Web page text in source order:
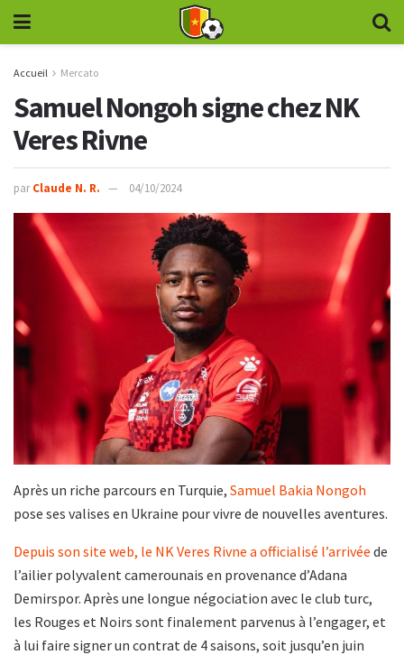
Accueil Mercato
Samuel Nongoh signe chez NK
Veres Rivne
par Claude N. R. 04/10/2024
Après un riche parcours en Turquie, Samuel Bakia Nongoh
pose ses valises en Ukraine pour vivre de nouvelles aventures.
Depuis son site web, le NK Veres Rivne a officialisé l’arrivée de
l’ailier polyvalent camerounais en provenance d’Adana
Demirspor. Après une longue négociation avec le club turc,
les Rouges et Noirs sont finalement parvenus à l’engager, et
à lui faire signer un contrat de 4 saisons, soit jusqu’en juin